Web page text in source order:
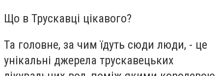
Що в Трускавці цікавого?
Та головне, за чим їдуть сюди люди, - це
унікальні джерела трускавецьких